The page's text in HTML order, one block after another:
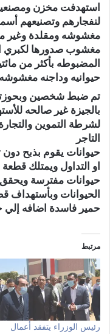
استهدفت مخزن
لنفجارهم وتصنيعهم
مغشوشه ومقلدة وغير
مغشوب صدورها لكبري
المضبوطه بأكثر من
حيوانيه وداجنه
تم ضبط شخصين
بالجيزة غير صالحه
لشرطة التموين
التاجر
حيوانات يقوم بذبح
او التداول ويمتلك
حيوانات مفترسة ويحقق
الحيوانات
حمير فاسدة اضافه إلي
مرتبط
رئيس الوزراء يتفقد أعمال